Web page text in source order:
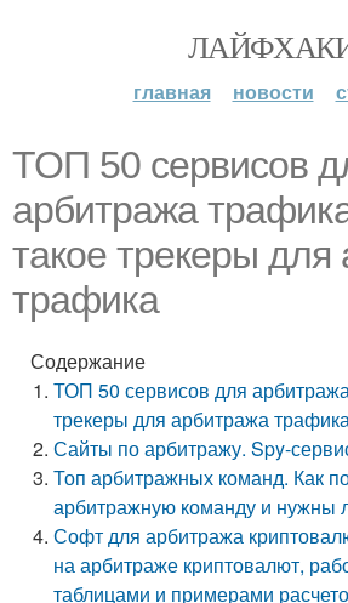
главная новости
ТОП 50 сервисов
арбитража
такое трекеры для
трафика
Содержание
ТОП 50 сервисов для
трекеры для арбитража
Сайты по арбитражу. Spy-
Топ арбитражных команд. Как
арбитражную команду и нужны
Софт для арбитража
на арбитраже криптовалют,
таблицами и примерами